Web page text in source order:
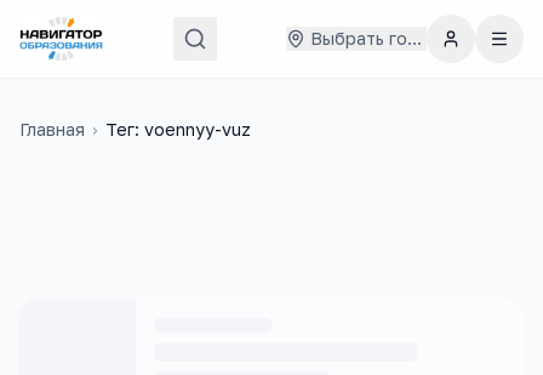
Выбрать город
Главная › Тег: voennyy-vuz